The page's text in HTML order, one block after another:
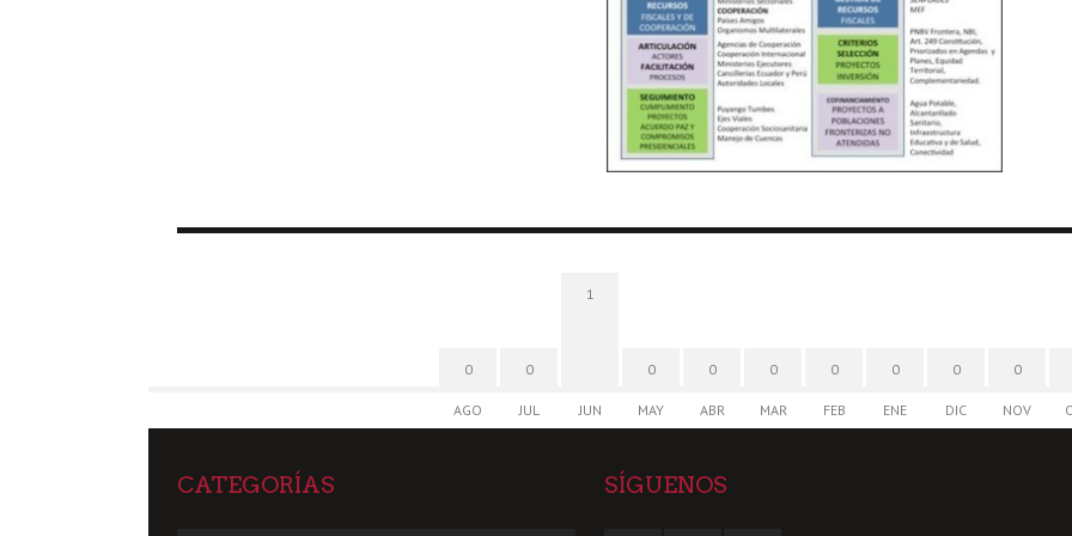
0
AGO
0
JUL
1
JUN
0
MAY
0
ABR
0
MAR
0
FEB
0
ENE
0
DIC
0
NOV
CATEGORÍAS SÍGUENOS